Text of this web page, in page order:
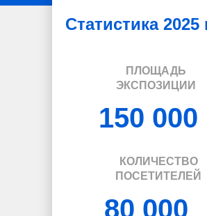
Статистика 2025
ПЛОЩАДЬ
ЭКСПОЗИЦИИ
150 000
КОЛИЧЕСТВО
ПОСЕТИТЕЛЕЙ
80 000